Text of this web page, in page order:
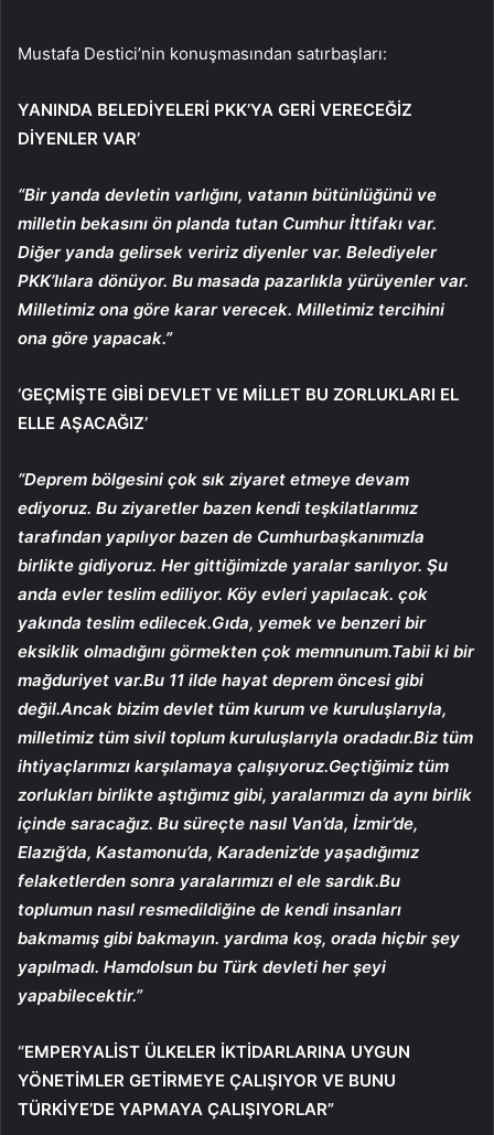
Mustafa Destici’nin konuşmasından satırbaşları:
YANINDA BELEDİYELERİ PKK’YA GERİ VERECEĞİZ
DİYENLER VAR’
“Bir yanda devletin varlığını, vatanın bütünlüğünü ve
milletin bekasını ön planda tutan Cumhur İttifakı var.
Diğer yanda gelirsek veririz diyenler var. Belediyeler
PKK’lılara dönüyor. Bu masada pazarlıkla yürüyenler var.
Milletimiz ona göre karar verecek. Milletimiz tercihini
ona göre yapacak.”
‘GEÇMİŞTE GİBİ DEVLET VE MİLLET BU ZORLUKLARI EL
ELLE AŞACAĞIZ’
“Deprem bölgesini çok sık ziyaret etmeye devam
ediyoruz. Bu ziyaretler bazen kendi teşkilatlarımız
tarafından yapılıyor bazen de Cumhurbaşkanımızla
birlikte gidiyoruz. Her gittiğimizde yaralar sarılıyor. Şu
anda evler teslim ediliyor. Köy evleri yapılacak. çok
yakında teslim edilecek.Gıda, yemek ve benzeri bir
eksiklik olmadığını görmekten çok memnunum.Tabii ki bir
mağduriyet var.Bu 11 ilde hayat deprem öncesi gibi
değil.Ancak bizim devlet tüm kurum ve kuruluşlarıyla,
milletimiz tüm sivil toplum kuruluşlarıyla oradadır.Biz tüm
ihtiyaçlarımızı karşılamaya çalışıyoruz.Geçtiğimiz tüm
zorlukları birlikte aştığımız gibi, yaralarımızı da aynı birlik
içinde saracağız. Bu süreçte nasıl Van’da, İzmir’de,
Elazığ’da, Kastamonu’da, Karadeniz’de yaşadığımız
felaketlerden sonra yaralarımızı el ele sardık.Bu
toplumun nasıl resmedildiğine de kendi insanları
bakmamış gibi bakmayın. yardıma koş, orada hiçbir şey
yapılmadı. Hamdolsun bu Türk devleti her şeyi
yapabilecektir.”
“EMPERYALİST ÜLKELER İKTİDARLARINA UYGUN
YÖNETİMLER GETİRMEYE ÇALIŞIYOR VE BUNU
TÜRKİYE’DE YAPMAYA ÇALIŞIYORLAR”